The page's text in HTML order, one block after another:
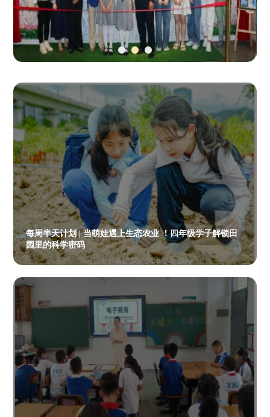
每周半天计划 | 当萌娃遇上生态农业 ！四年级学子解锁田
园里的科学密码